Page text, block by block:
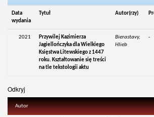
Data
wydania
Tytuł Autor(rzy)
2021
Przywilej Kazimierza
Jagiellończyka dla Wielkiego
Księstwa Litewskiego z 1447
roku. Kształtowanie się treści
na tle tekstologii aktu
Bierastavy,
Hlieb
-
Odkryj
Autor